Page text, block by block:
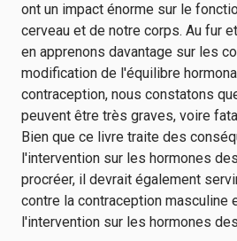
ont un impact énorme sur le
cerveau et de notre corps. Au fur
en apprenons davantage sur les
modification de l'équilibre
contraception, nous constatons
peuvent être très graves, voire
Bien que ce livre traite des
l'intervention sur les hormones
procréer, il devrait également
contre la contraception masculine
l'intervention sur les hormones